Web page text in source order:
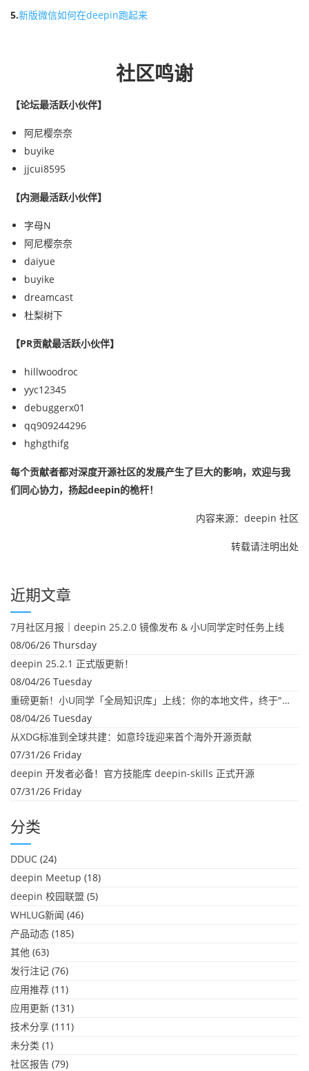
5.新版微信如何在deepin跑起来
社区鸣谢
【论坛最活跃小伙伴】
阿尼樱奈奈
buyike
jjcui8595
【内测最活跃小伙伴】
字母N
阿尼樱奈奈
daiyue
buyike
dreamcast
杜梨树下
【PR贡献最活跃小伙伴】
hillwoodroc
yyc12345
debuggerx01
qq909244296
hghgthifg
每个贡献者都对深度开源社区的发展产生了巨大的影响，欢迎与我
们同心协力，扬起deepin的桅杆！
内容来源：deepin 社区
转载请注明出处
近期文章
7月社区月报｜deepin 25.2.0 镜像发布 & 小U同学定时任务上线
08/06/26 Thursday
deepin 25.2.1 正式版更新！
08/04/26 Tuesday
重磅更新！小U同学「全局知识库」上线：你的本地文件，终于"活"起来了
08/04/26 Tuesday
从XDG标准到全球共建：如意玲珑迎来首个海外开源贡献
07/31/26 Friday
deepin 开发者必备！官方技能库 deepin-skills 正式开源
07/31/26 Friday
分类
DDUC (24)
deepin Meetup (18)
deepin 校园联盟 (5)
WHLUG新闻 (46)
产品动态 (185)
其他 (63)
发行注记 (76)
应用推荐 (11)
应用更新 (131)
技术分享 (111)
未分类 (1)
社区报告 (79)